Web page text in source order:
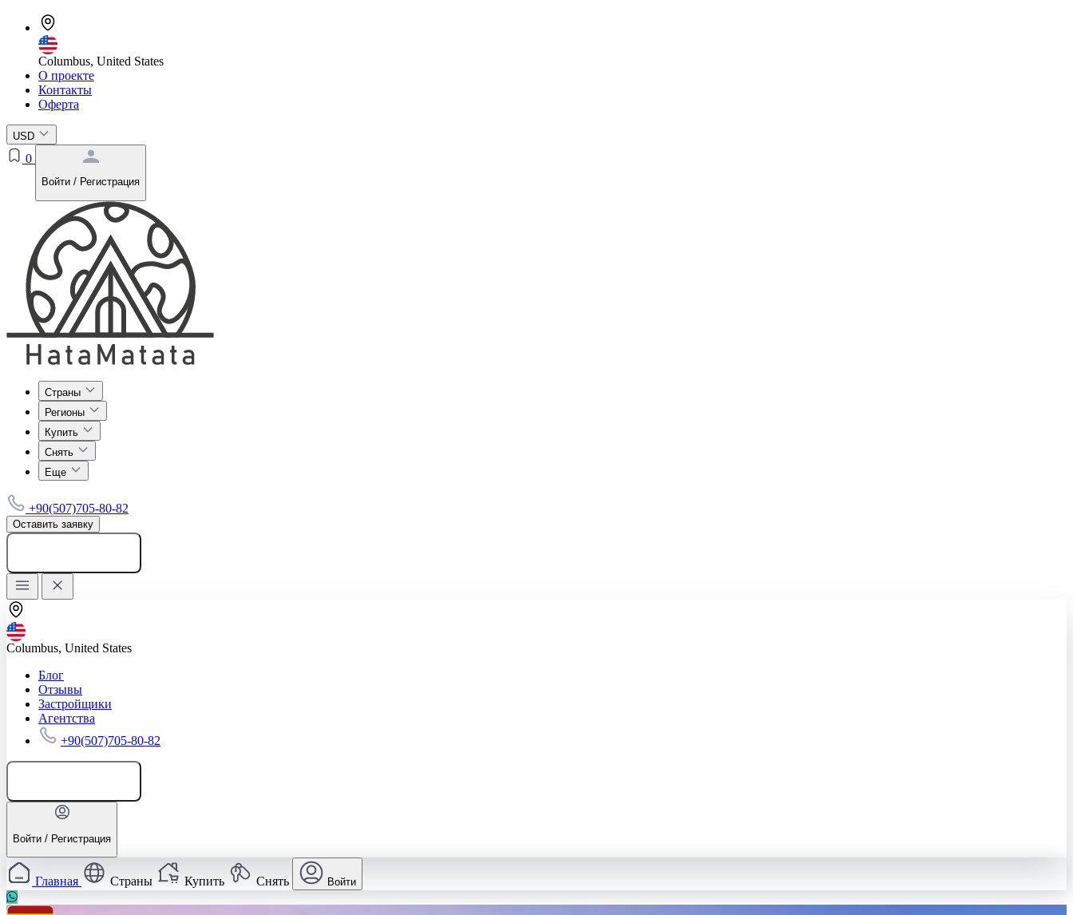
Columbus, United States
О проекте
Контакты
Оферта
USD
0
Войти / Регистрация
Страны
Регионы
Купить
Снять
Еще
+90(507)705-80-82
Оставить заявку
Columbus, United States
Блог
Отзывы
Застройщики
Агентства
+90(507)705-80-82
Войти / Регистрация
Главная Страны Купить Снять Войти